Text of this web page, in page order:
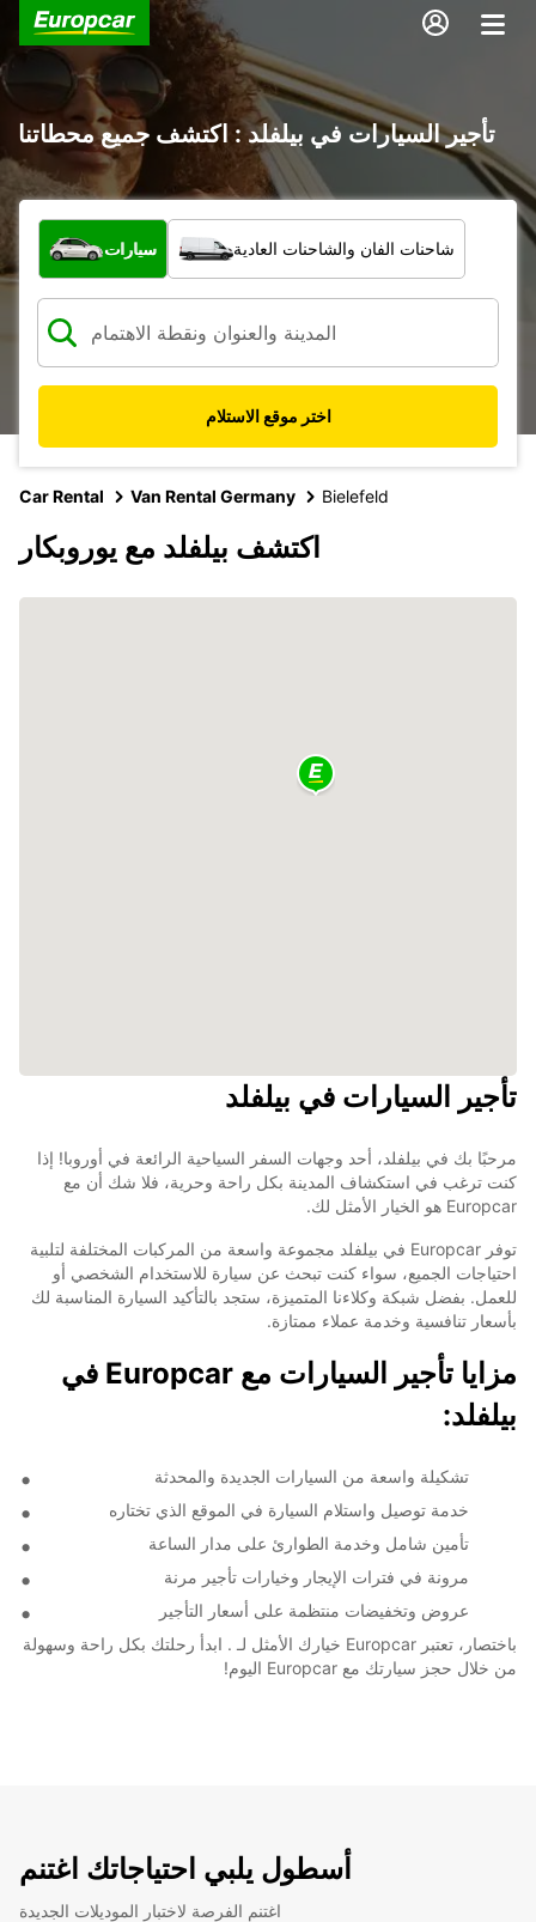
تأجير السيارات في بيلفلد : اكتشف جميع محطاتنا
ما نوع المركبة؟
سيارات شاحنات الفان والشاحنات العادية
اختر موقع الاستلام
Car Rental Van Rental Germany Bielefeld
اكتشف بيلفلد مع يوروبكار
تأجير السيارات في بيلفلد
مرحبًا بك في بيلفلد، أحد وجهات السفر السياحية الرائعة في أوروبا! إذا
كنت ترغب في استكشاف المدينة بكل راحة وحرية، فلا شك أن مع
Europcar هو الخيار الأمثل لك.
توفر Europcar في بيلفلد مجموعة واسعة من المركبات المختلفة لتلبية
احتياجات الجميع، سواء كنت تبحث عن سيارة للاستخدام الشخصي أو
للعمل. بفضل شبكة وكلاءنا المتميزة، ستجد بالتأكيد السيارة المناسبة لك
بأسعار تنافسية وخدمة عملاء ممتازة.
مزايا تأجير السيارات مع Europcar في
بيلفلد:
تشكيلة واسعة من السيارات الجديدة والمحدثة
خدمة توصيل واستلام السيارة في الموقع الذي تختاره
تأمين شامل وخدمة الطوارئ على مدار الساعة
مرونة في فترات الإيجار وخيارات تأجير مرنة
عروض وتخفيضات منتظمة على أسعار التأجير
باختصار، تعتبر Europcar خيارك الأمثل لـ . ابدأ رحلتك بكل راحة وسهولة
من خلال حجز سيارتك مع Europcar اليوم!
أسطول يلبي احتياجاتك اغتنم
اغتنم الفرصة لاختبار الموديلات الجديدة